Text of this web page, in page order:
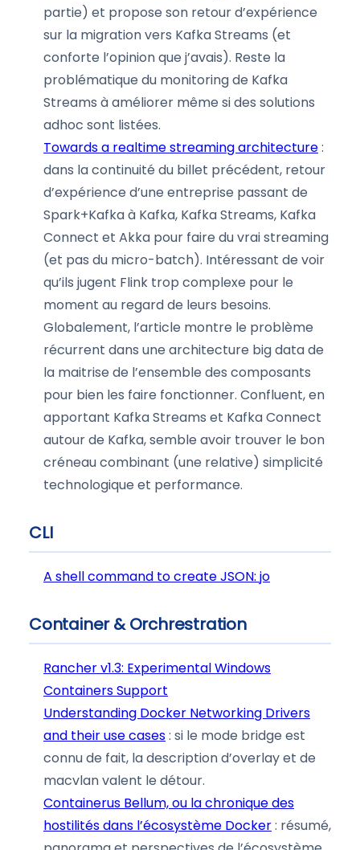
partie) et propose son retour d’expérience
sur la migration vers Kafka Streams (et
conforte l’opinion que j’avais). Reste la
problématique du monitoring de Kafka
Streams à améliorer même si des solutions
adhoc sont listées.
Towards a realtime streaming architecture:
dans la continuité du billet précédent, retour
d’expérience d’une entreprise passant de
Spark+Kafka à Kafka, Kafka Streams, Kafka
Connect et Akka pour faire du vrai streaming
(et pas du micro-batch). Intéressant de voir
qu’ils jugent Flink trop complexe pour le
moment au regard de leurs besoins.
Globalement, l’article montre le problème
récurrent dans une architecture big data de
la maitrise de l’ensemble des composants
pour bien les faire fonctionner. Confluent, en
apportant Kafka Streams et Kafka Connect
autour de Kafka, semble avoir trouver le bon
créneau combinant (une relative) simplicité
technologique et performance.
CLI
A shell command to create JSON: jo
Container & Orchrestration
Rancher v1.3: Experimental Windows
Containers Support
Understanding Docker Networking Drivers
and their use cases: si le mode bridge est
connu de fait, la description d’overlay et de
macvlan valent le détour.
Containerus Bellum, ou la chronique des
hostilités dans l’écosystème Docker: résumé,